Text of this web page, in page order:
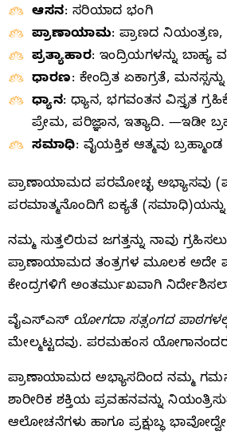
ಆಸನ: ಸರಿಯಾದ ಭಂಗಿ
ಪ್ರಾಣಾಯಾಮ: ಪ್ರಾಣದ ನಿಯಂತ್ರಣ,
ಪ್ರತ್ಯಾಹಾರ: ಇಂದ್ರಿಯಗಳನ್ನು ಬಾಹ್ಯ
ಧಾರಣ: ಕೇಂದ್ರಿತ ಏಕಾಗ್ರತೆ,
ಧ್ಯಾನ: ಧ್ಯಾನ, ಭಗವಂತನ ವಿಸ್ತೃತ
ಪ್ರೇಮ, ಪರಿಜ್ಞಾನ, ಇತ್ಯಾದಿ. —ಇಡೀ
ಸಮಾಧಿ: ವೈಯಕ್ತಿಕ ಆತ್ಮವು
ಪ್ರಾಣಾಯಾಮದ ಪರಮೋಚ್ಛ ಅಭ್ಯಾಸವು
ಪರಮಾತ್ಮನೊಂದಿಗೆ ಐಕ್ಯತೆ (ಸಮಾಧಿ)ಯನ್ನು
ನಮ್ಮ ಸುತ್ತಲಿರುವ ಜಗತ್ತನ್ನು ನಾವು
ಪ್ರಾಣಾಯಾಮದ ತಂತ್ರಗಳ ಮೂಲಕ ಅದೇ
ಕೇಂದ್ರಗಳಿಗೆ ಅಂತರ್ಮುಖವಾಗಿ
ವೈಎಸ್‌ಎಸ್‌ ಯೋಗದಾ ಸತ್ಸಂಗದ
ಮೇಲ್ಮಟ್ಟದವು. ಪರಮಹಂಸ ಯೋಗಾನಂದರು
ಪ್ರಾಣಾಯಾಮದ ಅಭ್ಯಾಸದಿಂದ ನಮ್ಮ
ಶಾರೀರಿಕ ಶಕ್ತಿಯ ಪ್ರವಹನವನ್ನು
ಆಲೋಚನೆಗಳು ಹಾಗೂ ಪ್ರಕ್ಷುಬ್ಧ